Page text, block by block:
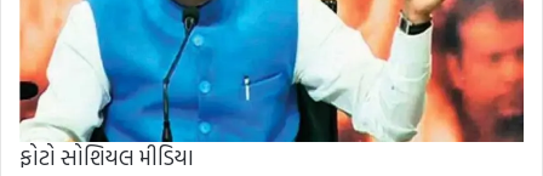
ફોટો સોશિયલ મીડિયા